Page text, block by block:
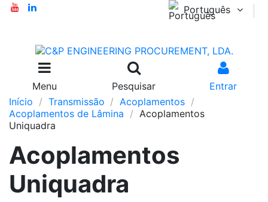
Português
Menu Pesquisar
Entrar
Início
Transmissão
Acoplamentos
Acoplamentos de Lâmina
Acoplamentos
Uniquadra
Acoplamentos
Uniquadra